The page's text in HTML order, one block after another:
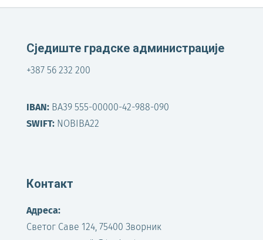
Сједиште градске администрације
+387 56 232 200
IBAN:BA39 555-00000-42-988-090
SWIFT:NOBIBA22
Контакт
Адреса:
Светог Саве 124, 75400 Зворник